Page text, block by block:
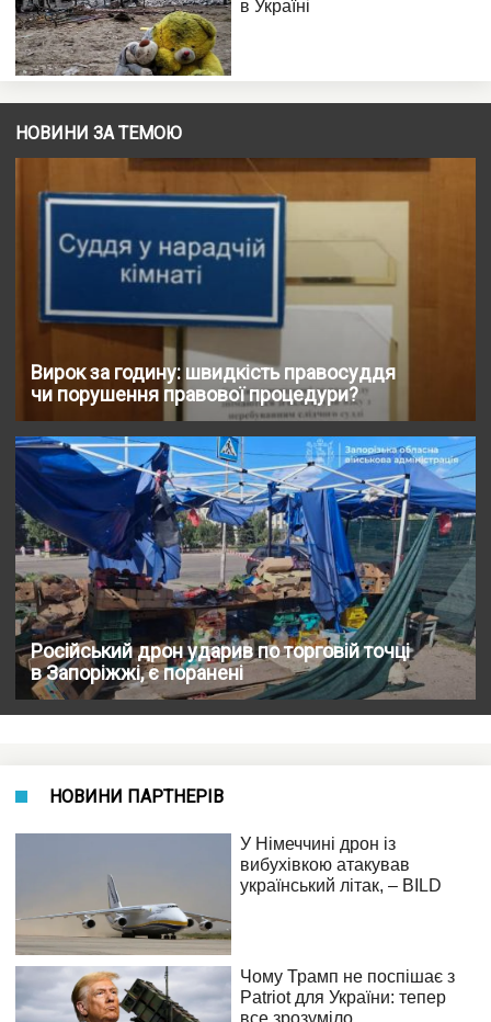
НОВИНИ ЗА ТЕМОЮ
Вирок за годину: швидкість правосуддя
чи порушення правової процедури?
Російський дрон ударив по торговій точці
в Запоріжжі, є поранені
НОВИНИ ПАРТНЕРІВ